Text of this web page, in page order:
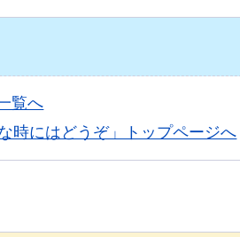
覧へ
時にはどうぞ」トップページへ